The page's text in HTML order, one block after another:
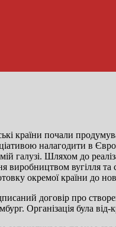
країни почали
налагодити в
галузі. Шляхом до
виробництвом вугілля
окремої країни до
договір про
Організація була